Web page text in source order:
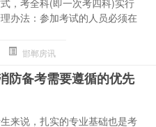
，考全科(即一次考四科)实行
办法：参加考试的人员必须在
邯郸房讯
防备考需要遵循的优先
来说，扎实的专业基础也是考